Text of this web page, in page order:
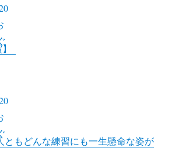
ともどんな練習にも一生懸命な姿が